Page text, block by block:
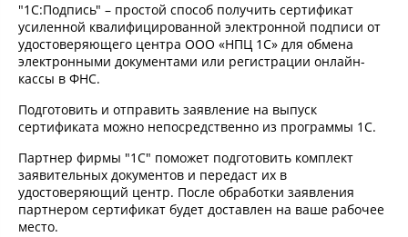
"1С:Подпись" – простой способ получить сертификат
усиленной квалифицированной электронной подписи от
удостоверяющего центра ООО «НПЦ 1С» для обмена
электронными документами или регистрации онлайн-
кассы в ФНС.
Подготовить и отправить заявление на выпуск
сертификата можно непосредственно из программы 1С.
Партнер фирмы "1С" поможет подготовить комплект
заявительных документов и передаст их в
удостоверяющий центр. После обработки заявления
партнером сертификат будет доставлен на ваше рабочее
место.